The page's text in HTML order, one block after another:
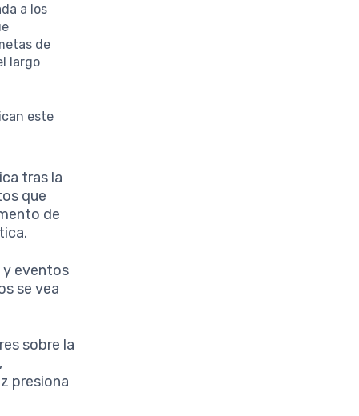
a los
de
largo
este
tras la
que
de
eventos
se vea
sobre la
presiona